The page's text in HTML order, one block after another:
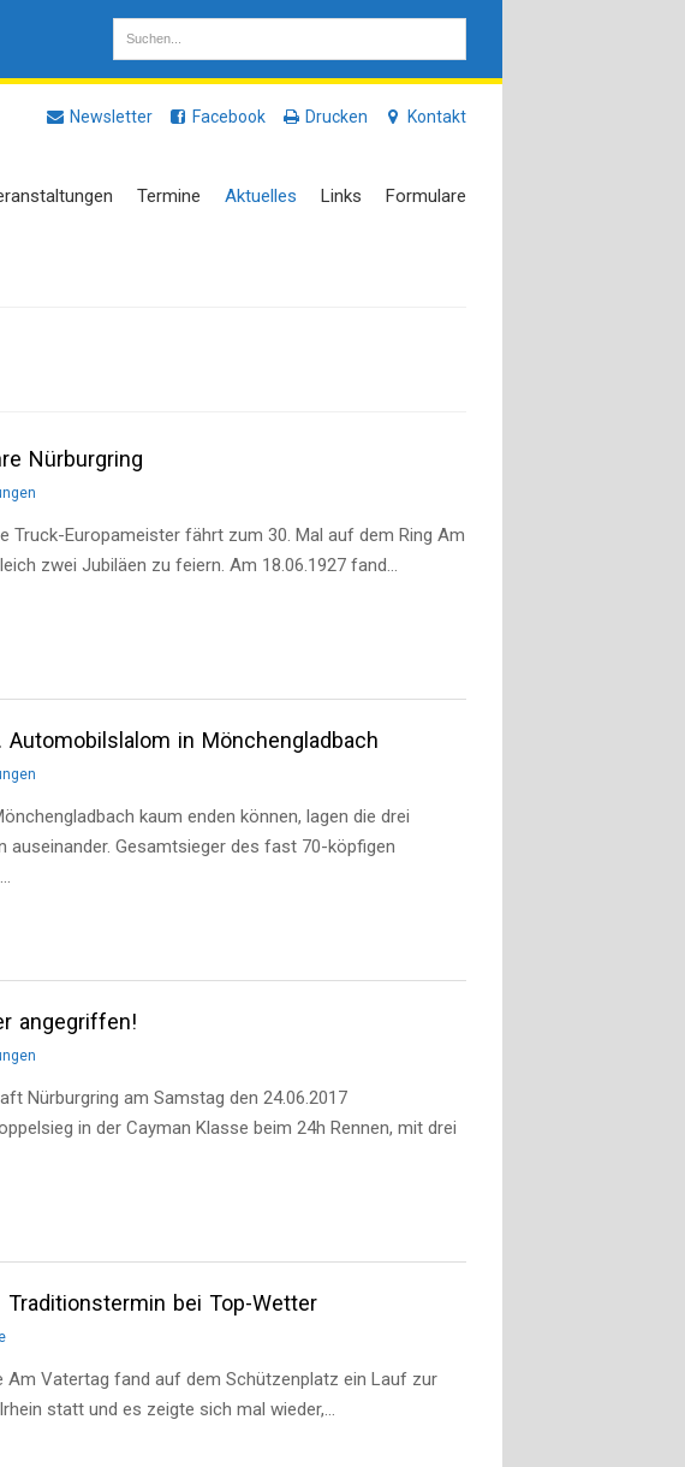
Newsletter Facebook Drucken Kontakt
Termine Aktuelles Links Formulare
Nürburgring
Truck-Europameister fährt zum 30. Mal auf dem Ring Am
zwei Jubiläen zu feiern. Am 18.06.1927 fand…
in Mönchengladbach
kaum enden können, lagen die drei
auseinander. Gesamtsieger des fast 70-köpfigen
angegriffen!
Nürburgring am Samstag den 24.06.2017
in der Cayman Klasse beim 24h Rennen, mit drei
Traditionstermin bei Top-Wetter
Vatertag fand auf dem Schützenplatz ein Lauf zur
statt und es zeigte sich mal wieder,…